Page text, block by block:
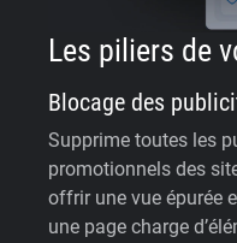
Les piliers de
Blocage des
Supprime toutes les
promotionnels des
offrir une vue épurée
une page charge